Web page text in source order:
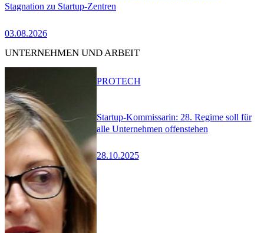
Stagnation zu Startup-Zentren
03.08.2026
UNTERNEHMEN UND ARBEIT
Startup-Kommissarin: 28. Regime soll für
alle Unternehmen offenstehen
28.10.2025
PROTECH